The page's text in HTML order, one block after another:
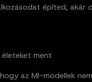
építed, akár
ment
az MI-modellek